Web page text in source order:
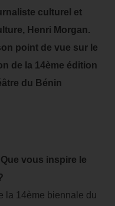
culturel et
Henri Morgan.
point de vue sur le
de la 14ème édition
du Bénin
vous inspire le
la 14ème biennale du